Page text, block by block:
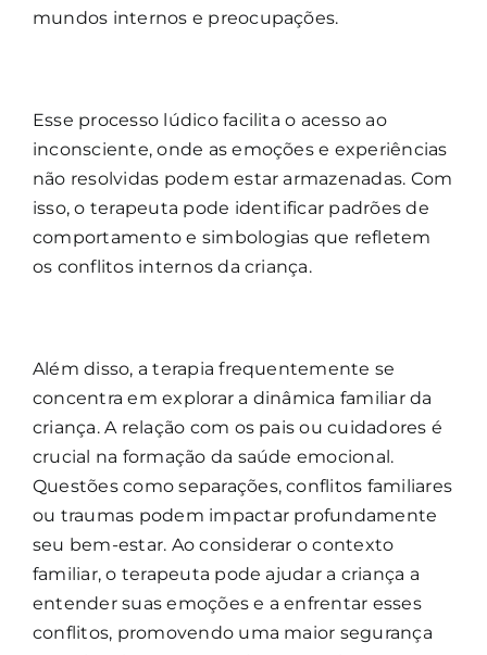
mundos internos e preocupações.
Esse processo lúdico facilita o acesso ao
inconsciente, onde as emoções e experiências
não resolvidas podem estar armazenadas. Com
isso, o terapeuta pode identificar padrões de
comportamento e simbologias que refletem
os conflitos internos da criança.
Além disso, a terapia frequentemente se
concentra em explorar a dinâmica familiar da
criança. A relação com os pais ou cuidadores é
crucial na formação da saúde emocional.
Questões como separações, conflitos familiares
ou traumas podem impactar profundamente
seu bem-estar. Ao considerar o contexto
familiar, o terapeuta pode ajudar a criança a
entender suas emoções e a enfrentar esses
conflitos, promovendo uma maior segurança